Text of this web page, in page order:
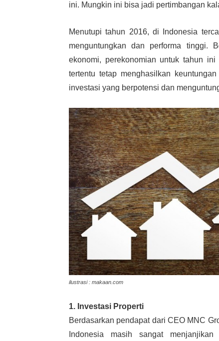
ini. Mungkin ini bisa jadi pertimbangan
Menutupi tahun 2016, di Indonesia
menguntungkan dan performa tinggi.
ekonomi, perekonomian untuk tahun
tertentu tetap menghasilkan
investasi yang berpotensi dan
ilustrasi : makaan.com
1. Investasi Properti
Berdasarkan pendapat dari CEO MNC
Indonesia masih sangat